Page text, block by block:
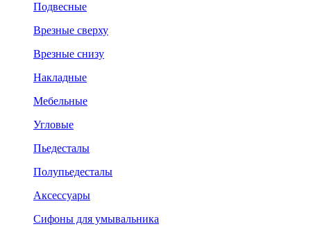
Подвесные
Врезные сверху
Врезные снизу
Накладные
Мебельные
Угловые
Пьедесталы
Полупьедесталы
Аксессуары
Сифоны для умывальника